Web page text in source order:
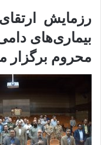
رزمایش
بیماری‌های
محروم برگزار